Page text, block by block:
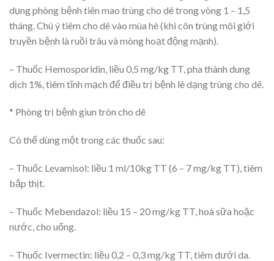
dụng phòng bệnh tiên mao trùng cho dê trong vòng 1 – 1,5
tháng. Chú ý tiêm cho dê vào mùa hè (khi côn trùng môi giới
truyền bệnh là ruồi trâu và mòng hoạt động mạnh).
– Thuốc Hemosporidin, liều 0,5 mg/kg TT, pha thành dung
dịch 1%, tiêm tĩnh mạch để điều trị bệnh lê dạng trùng cho dê.
* Phòng trị bệnh giun tròn cho dê
Có thể dùng một trong các thuốc sau:
– Thuốc Levamisol: liều 1 ml/10kg TT (6 – 7 mg/kg TT), tiêm
bắp thịt.
– Thuốc Mebendazol: liều 15 – 20 mg/kg TT, hoà sữa hoặc
nước, cho uống.
– Thuốc Ivermectin: liều 0,2 – 0,3 mg/kg TT, tiêm dưới da.